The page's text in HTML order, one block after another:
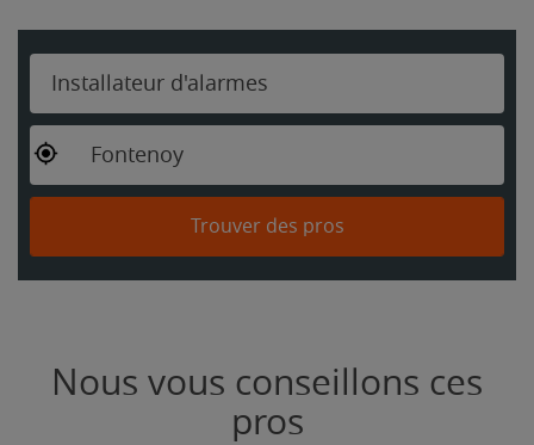
Installateur d'alarmes
Fontenoy
Trouver des pros
Nous vous conseillons ces
pros